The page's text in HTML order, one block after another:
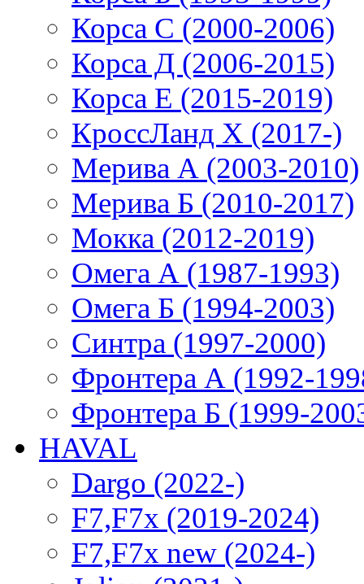
Корса С (2000-2006)
Корса Д (2006-2015)
Корса E (2015-2019)
КроссЛанд X (2017-)
Мерива А (2003-2010)
Мерива Б (2010-2017)
Мокка (2012-2019)
Омега А (1987-1993)
Омега Б (1994-2003)
Синтра (1997-2000)
Фронтера А (1992-
Фронтера Б (1999-
HAVAL
Dargo (2022-)
F7,F7x (2019-2024)
F7,F7x new (2024-)